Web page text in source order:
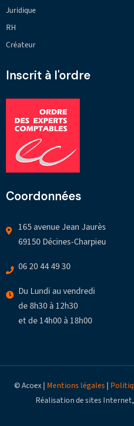
Juridique
RH
Créateur
Inscrit à l'ordre
Coordonnées
165 avenue Jean Jaurès
69150 Décines-Charpieu
06 20 44 49 30
Du Lundi au vendredi
de 8h30 à 12h30
et de 14h00 à 18h00
© Acoex | Mentions légales |
Réalisation de sites Internet,